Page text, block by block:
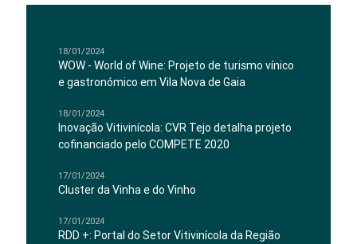
18/01/2024
WOW - World of Wine: Projeto de turismo vínico
e gastronómico em Vila Nova de Gaia
18/01/2024
Inovação Vitivinícola: CVR Tejo detalha projeto
cofinanciado pelo COMPETE 2020
17/01/2024
Cluster da Vinha e do Vinho
17/01/2024
RDD +: Portal do Setor Vitivinícola da Região